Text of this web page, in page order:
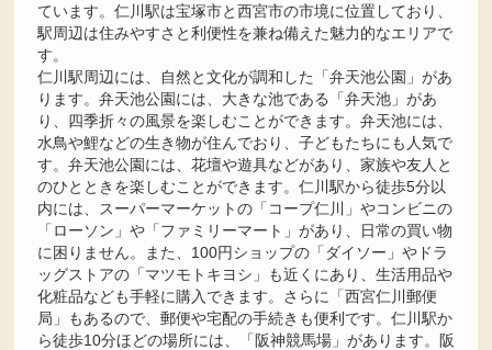
ています。仁川駅は宝塚市と西宮市の市境に位置しており、
駅周辺は住みやすさと利便性を兼ね備えた魅力的なエリアで
す。
仁川駅周辺には、自然と文化が調和した「弁天池公園」があ
ります。弁天池公園には、大きな池である「弁天池」があ
り、四季折々の風景を楽しむことができます。弁天池には、
水鳥や鯉などの生き物が住んでおり、子どもたちにも人気で
す。弁天池公園には、花壇や遊具などがあり、家族や友人と
のひとときを楽しむことができます。仁川駅から徒歩5分以
内には、スーパーマーケットの「コープ仁川」やコンビニの
「ローソン」や「ファミリーマート」があり、日常の買い物
に困りません。また、100円ショップの「ダイソー」やドラ
ッグストアの「マツモトキヨシ」も近くにあり、生活用品や
化粧品なども手軽に購入できます。さらに「西宮仁川郵便
局」もあるので、郵便や宅配の手続きも便利です。仁川駅か
ら徒歩10分ほどの場所には、「阪神競馬場」があります。阪